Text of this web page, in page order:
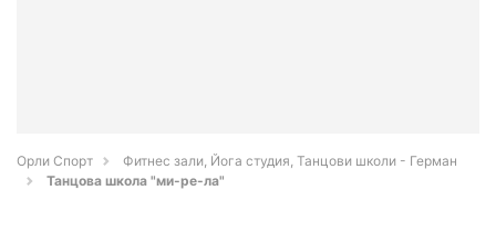
Орли Спорт
Фитнес зали, Йога студия, Танцови школи - Герман
Танцова школа "ми-ре-ла"